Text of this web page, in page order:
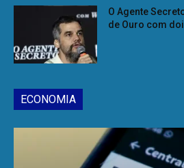
O Agente
de Ouro com
ECONOMIA